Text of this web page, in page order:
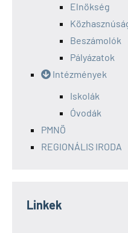
Elnökség
Beszámolók
Pályázatok
Intézmények
Iskolák
Óvodák
PMNÖ
REGIONÁLIS IRODA
Linkek